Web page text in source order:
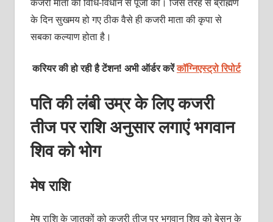
के दिन सुखमय हो गए ठीक वैसे ही कजरी माता की कृपा से
सबका कल्याण होता है।
करियर की हो रही है टेंशन! अभी ऑर्डर करेंकॉग्निएस्ट्रो रिपोर्ट
पति की लंबी उम्र के लिए कजरी
तीज पर राशि अनुसार लगाएं भगवान
शिव को भोग
मेष राशि
मेष राशि के जातकों को कजरी तीज पर भगवान शिव को बेसन के